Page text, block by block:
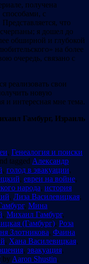
получена
с
что
я дошел до
обширной и глубокой
на более
очередь, связано с
реализовать свои
новую
и интересная мне тема.
Гамбург, Израиль
, Генеалогия и поиски
tagged Александр
, голод в эвакуации,
, евреи на войне,
народа, история
, Лиза Василевицкая,
, Мина
, Михаил Гамбург,
(Гамбург), Роза
Злотникова, Фаина
, Хана Василевицкая,
, эвакуация,
by Aaron Shustin.